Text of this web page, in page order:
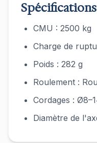
CMU : 2500 kg
Charge de
Poids : 282 g
Roulement :
Cordages :
Diamètre de